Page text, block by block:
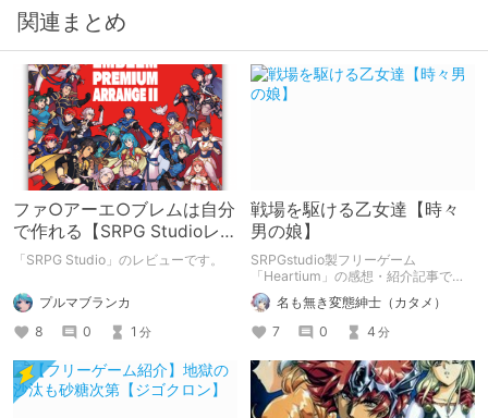
関連まとめ
ファ○アーエ○ブレムは自分
で作れる【SRPG Studioレビ
ュー】
「SRPG Studio」のレビューです。
プルマブランカ
8
0 1 分
戦場を駆ける乙女達【時々
男の娘】
SRPGstudio製フリーゲーム
「Heartium」の感想・紹介記事で
す。
名も無き変態紳士（カタメ）
7
0 4 分